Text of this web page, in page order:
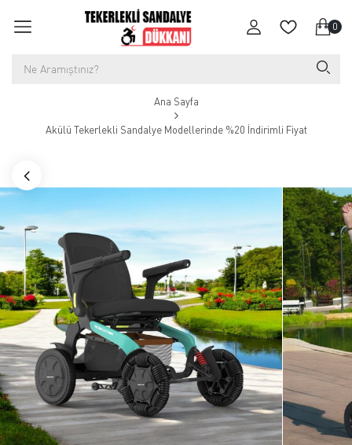
0
Ana Sayfa
Akülü Tekerlekli Sandalye Modellerinde %20 İndirimli Fiyat